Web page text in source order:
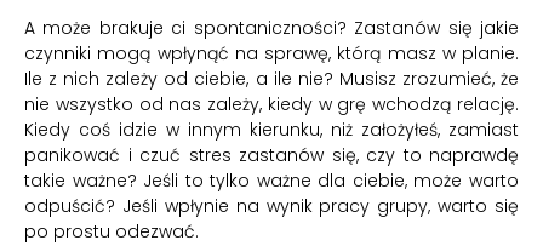
A może brakuje ci spontaniczności? Zastanów się jakie
czynniki mogą wpłynąć na sprawę, którą masz w planie.
Ile z nich zależy od ciebie, a ile nie? Musisz zrozumieć, że
nie wszystko od nas zależy, kiedy w grę wchodzą relację.
Kiedy coś idzie w innym kierunku, niż założyłeś, zamiast
panikować i czuć stres zastanów się, czy to naprawdę
takie ważne? Jeśli to tylko ważne dla ciebie, może warto
odpuścić? Jeśli wpłynie na wynik pracy grupy, warto się
po prostu odezwać.